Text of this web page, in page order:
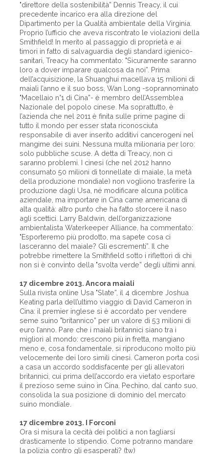
"direttore della sostenibilità” Dennis Treacy, il cui
precedente incarico era alla direzione del
Dipartimento per la Qualità ambientale della Virginia.
Proprio l’ufficio che aveva riscontrato le violazioni della
Smithfield! In merito al passaggio di proprietà e ai
timori in fatto di salvaguardia degli standard igienico-
sanitari, Treacy ha commentato: "Sicuramente saranno
loro a dover imparare qualcosa da noi”. Prima
dell’acquisizione, la Shuanghui macellava 15 milioni di
maiali l’anno e il suo boss, Wan Long -soprannominato
"Macellaio n°1 di Cina”- è membro dell’Assemblea
Nazionale del popolo cinese. Ma soprattutto, è
l’azienda che nel 2011 è finita sulle prime pagine di
tutto il mondo per esser stata riconosciuta
responsabile di aver inserito additivi cancerogeni nel
mangime dei suini. Nessuna multa milionaria per loro:
solo pubbliche scuse. A detta di Treacy, non ci
saranno problemi. I cinesi (che nel 2012 hanno
consumato 50 milioni di tonnellate di maiale, la metà
della produzione mondiale) non vogliono trasferire la
produzione dagli Usa, né modificare alcuna politica
aziendale, ma importare in Cina carne americana di
alta qualità: altro punto che ha fatto storcere il naso
agli scettici. Larry Baldwin, dell’organizzazione
ambientalista Waterkeeper Alliance, ha commentato:
"Esporteremo più prodotto, ma sapete cosa ci
lasceranno del maiale? Gli escrementi”. Il che
potrebbe rimettere la Smithfield sotto i riflettori di chi
non si è convinto della "svolta verde” degli ultimi anni.
17 dicembre 2013. Ancora maiali
Sulla rivista online Usa "Slate”, il 4 dicembre Joshua
Keating parla dell’ultimo viaggio di David Cameron in
Cina: il premier inglese si è accordato per vendere
seme suino "britannico” per un valore di 53 milioni di
euro l’anno. Pare che i maiali britannici siano tra i
migliori al mondo: crescono più in fretta, mangiano
meno e, cosa fondamentale, si riproducono molto più
velocemente dei loro simili cinesi. Cameron porta così
a casa un accordo soddisfacente per gli allevatori
britannici, cui prima dell’accordo era vietato esportare
il prezioso seme suino in Cina. Pechino, dal canto suo,
consolida la sua posizione di dominio del mercato
suino mondiale.
17 dicembre 2013. I Forconi
Ora si misura la cecità dei politici a non tagliarsi
drasticamente lo stipendio. Come potranno mandare
la polizia contro gli esasperati? (tw)